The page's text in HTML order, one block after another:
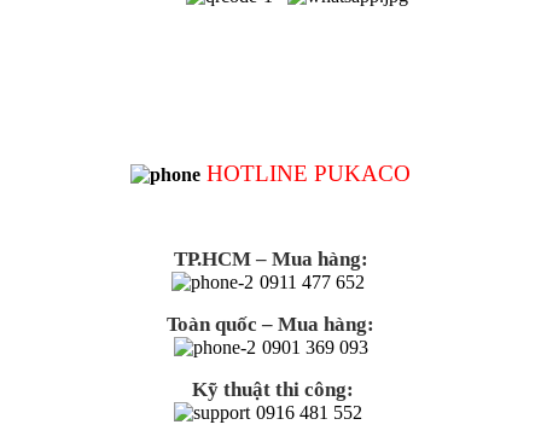
HOTLINE PUKACO
TP.HCM – Mua hàng:
0911 477 652
Toàn quốc – Mua hàng:
0901 369 093
Kỹ thuật thi công:
0916 481 552